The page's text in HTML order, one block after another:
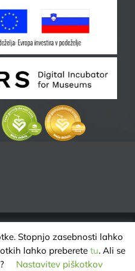
PRAVICE PRIDRŽANE @ 2025 |
Stopnjo zasebnosti lahko
lahko preberete tu. Ali se
Nastavitev piškotkov